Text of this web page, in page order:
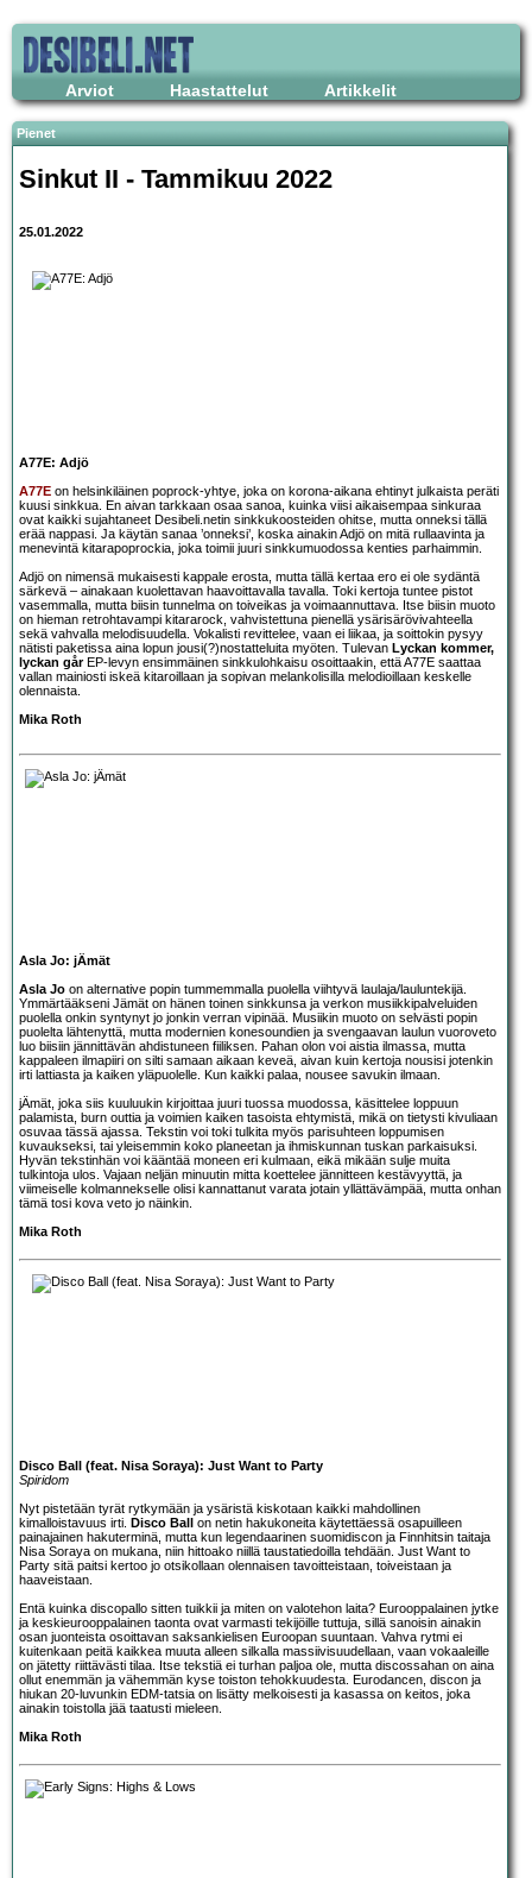
Arviot Haastattelut Artikkelit
Pienet
Sinkut II - Tammikuu 2022
25.01.2022
A77E: Adjö
A77E on helsinkiläinen poprock-yhtye, joka on korona-aikana ehtinyt julkaista peräti
kuusi sinkkua. En aivan tarkkaan osaa sanoa, kuinka viisi aikaisempaa sinkuraa
ovat kaikki sujahtaneet Desibeli.netin sinkkukoosteiden ohitse, mutta onneksi tällä
erää nappasi. Ja käytän sanaa ’onneksi’, koska ainakin Adjö on mitä rullaavinta ja
menevintä kitarapoprockia, joka toimii juuri sinkkumuodossa kenties parhaimmin.
Adjö on nimensä mukaisesti kappale erosta, mutta tällä kertaa ero ei ole sydäntä
särkevä – ainakaan kuolettavan haavoittavalla tavalla. Toki kertoja tuntee pistot
vasemmalla, mutta biisin tunnelma on toiveikas ja voimaannuttava. Itse biisin muoto
on hieman retrohtavampi kitararock, vahvistettuna pienellä ysärisärövivahteella
sekä vahvalla melodisuudella. Vokalisti revittelee, vaan ei liikaa, ja soittokin pysyy
nätisti paketissa aina lopun jousi(?)nostatteluita myöten. Tulevan Lyckan kommer,
lyckan gårEP-levyn ensimmäinen sinkkulohkaisu osoittaakin, että A77E saattaa
vallan mainiosti iskeä kitaroillaan ja sopivan melankolisilla melodioillaan keskelle
olennaista.
Mika Roth
Asla Jo: jÄmät
Asla Jo on alternative popin tummemmalla puolella viihtyvä laulaja/lauluntekijä.
Ymmärtääkseni Jämät on hänen toinen sinkkunsa ja verkon musiikkipalveluiden
puolella onkin syntynyt jo jonkin verran vipinää. Musiikin muoto on selvästi popin
puolelta lähtenyttä, mutta modernien konesoundien ja svengaavan laulun vuoroveto
luo biisiin jännittävän ahdistuneen fiiliksen. Pahan olon voi aistia ilmassa, mutta
kappaleen ilmapiiri on silti samaan aikaan keveä, aivan kuin kertoja nousisi jotenkin
irti lattiasta ja kaiken yläpuolelle. Kun kaikki palaa, nousee savukin ilmaan.
jÄmät, joka siis kuuluukin kirjoittaa juuri tuossa muodossa, käsittelee loppuun
palamista, burn outtia ja voimien kaiken tasoista ehtymistä, mikä on tietysti kivuliaan
osuvaa tässä ajassa. Tekstin voi toki tulkita myös parisuhteen loppumisen
kuvaukseksi, tai yleisemmin koko planeetan ja ihmiskunnan tuskan parkaisuksi.
Hyvän tekstinhän voi kääntää moneen eri kulmaan, eikä mikään sulje muita
tulkintoja ulos. Vajaan neljän minuutin mitta koettelee jännitteen kestävyyttä, ja
viimeiselle kolmannekselle olisi kannattanut varata jotain yllättävämpää, mutta onhan
tämä tosi kova veto jo näinkin.
Mika Roth
Disco Ball (feat. Nisa Soraya): Just Want to Party
Spiridom
Nyt pistetään tyrät rytkymään ja ysäristä kiskotaan kaikki mahdollinen
kimalloistavuus irti. Disco Ball on netin hakukoneita käytettäessä osapuilleen
painajainen hakuterminä, mutta kun legendaarinen suomidiscon ja Finnhitsin taitaja
Nisa Soraya on mukana, niin hittoako niillä taustatiedoilla tehdään. Just Want to
Party sitä paitsi kertoo jo otsikollaan olennaisen tavoitteistaan, toiveistaan ja
haaveistaan.
Entä kuinka discopallo sitten tuikkii ja miten on valotehon laita? Eurooppalainen jytke
ja keskieurooppalainen taonta ovat varmasti tekijöille tuttuja, sillä sanoisin ainakin
osan juonteista osoittavan saksankielisen Euroopan suuntaan. Vahva rytmi ei
kuitenkaan peitä kaikkea muuta alleen silkalla massiivisuudellaan, vaan vokaaleille
on jätetty riittävästi tilaa. Itse tekstiä ei turhan paljoa ole, mutta discossahan on aina
ollut enemmän ja vähemmän kyse toiston tehokkuudesta. Eurodancen, discon ja
hiukan 20-luvunkin EDM-tatsia on lisätty melkoisesti ja kasassa on keitos, joka
ainakin toistolla jää taatusti mieleen.
Mika Roth